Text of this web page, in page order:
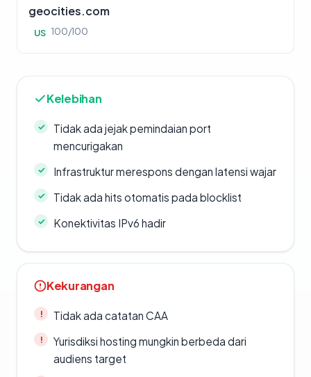
geocities.com
US 100/100
Kelebihan
Tidak ada jejak pemindaian port
mencurigakan
Infrastruktur merespons dengan latensi wajar
Tidak ada hits otomatis pada blocklist
Konektivitas IPv6 hadir
Kekurangan
Tidak ada catatan CAA
Yurisdiksi hosting mungkin berbeda dari
audiens target